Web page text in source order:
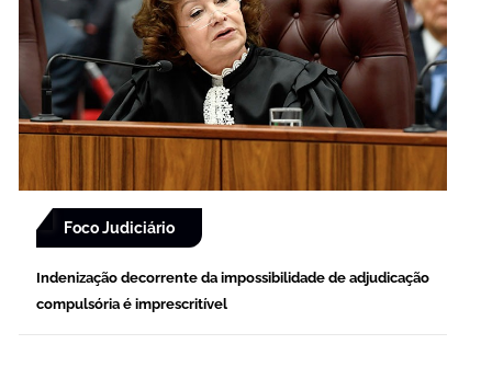
Foco Judiciário
Indenização decorrente da impossibilidade de adjudicação
compulsória é imprescritível